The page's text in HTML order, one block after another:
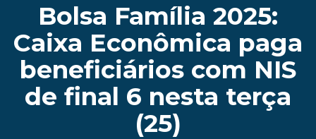
Bolsa Família 2025:
Caixa Econômica paga
beneficiários com NIS
de final 6 nesta terça
(25)